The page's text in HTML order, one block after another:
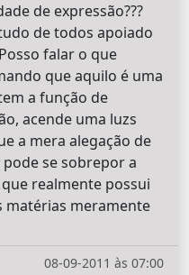
de expressão???
de todos apoiado
falar o que
que aquilo é uma
a função de
acende uma luzs
a mera alegação de
se sobrepor a
realmente possui
matérias meramente
08-09-2011 às 07:00